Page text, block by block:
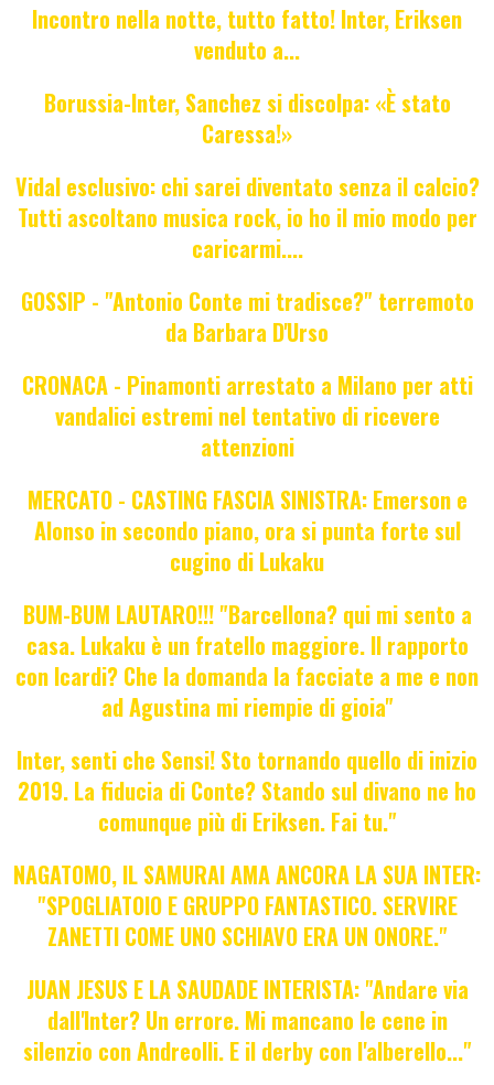
Incontro nella notte, tutto fatto! Inter, Eriksen
venduto a...
Borussia-Inter, Sanchez si discolpa: «È stato
Caressa!»
Vidal esclusivo: chi sarei diventato senza il calcio?
Tutti ascoltano musica rock, io ho il mio modo per
caricarmi....
GOSSIP - "Antonio Conte mi tradisce?" terremoto
da Barbara D'Urso
CRONACA - Pinamonti arrestato a Milano per atti
vandalici estremi nel tentativo di ricevere
attenzioni
MERCATO - CASTING FASCIA SINISTRA: Emerson e
Alonso in secondo piano, ora si punta forte sul
cugino di Lukaku
BUM-BUM LAUTARO!!! "Barcellona? qui mi sento a
casa. Lukaku è un fratello maggiore. Il rapporto
con Icardi? Che la domanda la facciate a me e non
ad Agustina mi riempie di gioia"
Inter, senti che Sensi! Sto tornando quello di inizio
2019. La fiducia di Conte? Stando sul divano ne ho
comunque più di Eriksen. Fai tu."
NAGATOMO, IL SAMURAI AMA ANCORA LA SUA INTER:
"SPOGLIATOIO E GRUPPO FANTASTICO. SERVIRE
ZANETTI COME UNO SCHIAVO ERA UN ONORE."
JUAN JESUS E LA SAUDADE INTERISTA: "Andare via
dall'Inter? Un errore. Mi mancano le cene in
silenzio con Andreolli. E il derby con l'alberello..."